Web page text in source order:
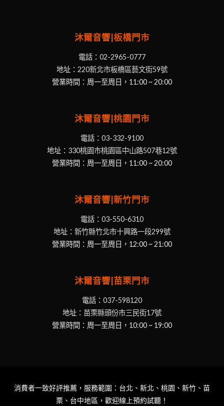
沐爾音響|板橋門市
電話： 02-2965-0777
地址： 220新北市板橋區藝文街59號
營業時間：周一至周日，11:00 ~ 20:00
沐爾音響|桃園門市
電話： 03-332-9100
地址： 330桃園市桃園區中山路507巷12號
營業時間：周一至周日，11:00 ~ 20:00
沐爾音響|新竹門市
電話： 03-550-6310
地址： 新竹縣竹北市十興路一段299號
營業時間：周一至周日，12:00 ~ 21:00
沐爾音響|苗栗門市
電話： 037-598120
地址： 苗栗縣頭份市三民街17號
營業時間：周一至周日，10:00 ~ 19:00
消費者一致好評推薦，服務範圍：台北、新北、桃園、新竹、苗
栗、台中地區，歡迎線上預約試聽！